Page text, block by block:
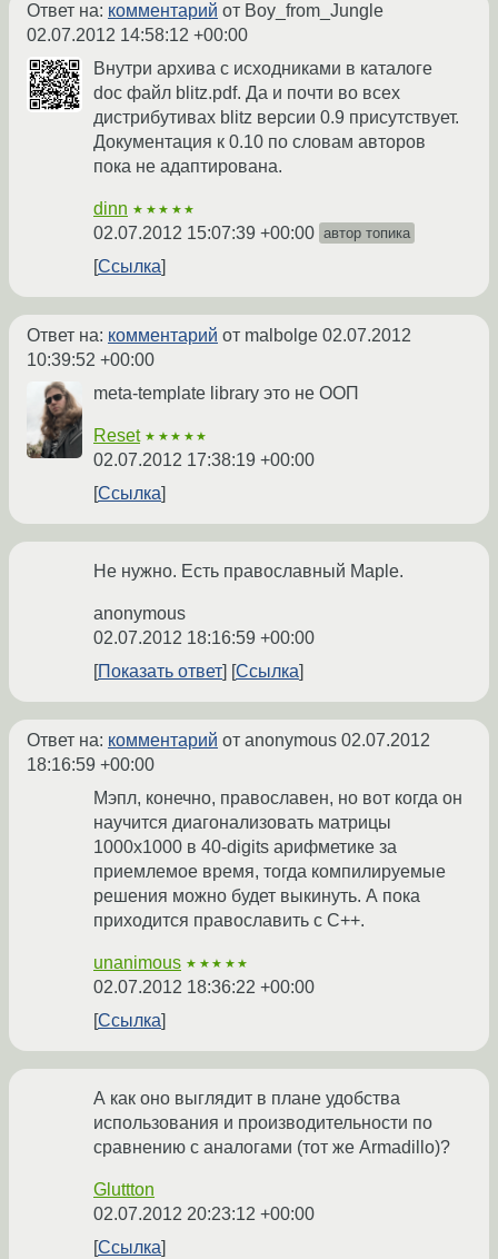
Ответ на: комментарий от Boy_from_Jungle
02.07.2012 14:58:12 +00:00
Внутри архива с исходниками в каталоге
doc файл blitz.pdf. Да и почти во всех
дистрибутивах blitz версии 0.9 присутствует.
Документация к 0.10 по словам авторов
пока не адаптирована.
dinn ★★★★★
02.07.2012 15:07:39 +00:00 автор топика
Ссылка
Ответ на: комментарий от malbolge 02.07.2012
10:39:52 +00:00
meta-template library это не ООП
Reset ★★★★★
02.07.2012 17:38:19 +00:00
Ссылка
Не нужно. Есть православный Maple.
anonymous
02.07.2012 18:16:59 +00:00
Показать ответ
Ссылка
Ответ на: комментарий от anonymous 02.07.2012
18:16:59 +00:00
Мэпл, конечно, православен, но вот когда он
научится диагонализовать матрицы
1000x1000 в 40-digits арифметике за
приемлемое время, тогда компилируемые
решения можно будет выкинуть. А пока
приходится православить с C++.
unanimous ★★★★★
02.07.2012 18:36:22 +00:00
Ссылка
А как оно выглядит в плане удобства
использования и производительности по
сравнению с аналогами (тот же Armadillo)?
Gluttton
02.07.2012 20:23:12 +00:00
Ссылка